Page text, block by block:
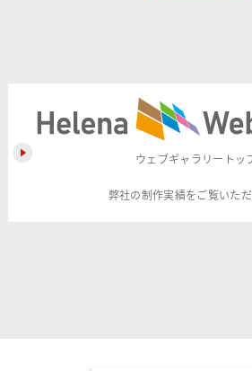
ウェブギャラリートッ
弊社の制作実績をご覧いただ